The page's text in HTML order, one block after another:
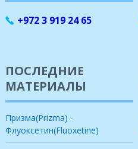
ПОСЛЕДНИЕ
МАТЕРИАЛЫ
Призма(Prizma) -